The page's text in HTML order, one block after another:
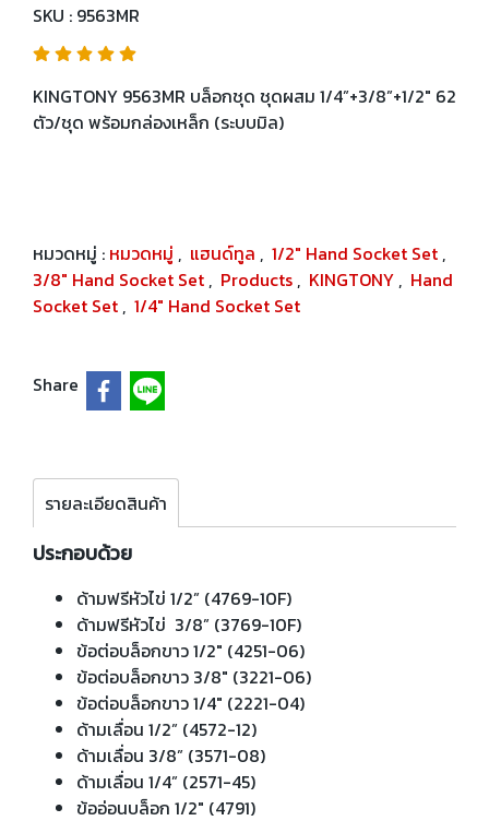
SKU : 9563MR
KINGTONY 9563MR บล็อกชุด ชุดผสม 1/4”+3/8”+1/2" 62
ตัว/ชุด พร้อมกล่องเหล็ก (ระบบมิล)
หมวดหมู่ : หมวดหมู่ , แฮนด์ทูล , 1/2" Hand Socket Set ,
3/8" Hand Socket Set , Products , KINGTONY , Hand
Socket Set , 1/4" Hand Socket Set
Share
รายละเอียดสินค้า
ประกอบด้วย
ด้ามฟรีหัวไข่ 1/2” (4769-10F)
ด้ามฟรีหัวไข่ 3/8” (3769-10F)
ข้อต่อบล็อกขาว 1/2" (4251-06)
ข้อต่อบล็อกขาว 3/8" (3221-06)
ข้อต่อบล็อกขาว 1/4" (2221-04)
ด้ามเลื่อน 1/2” (4572-12)
ด้ามเลื่อน 3/8” (3571-08)
ด้ามเลื่อน 1/4” (2571-45)
ข้ออ่อนบล็อก 1/2" (4791)